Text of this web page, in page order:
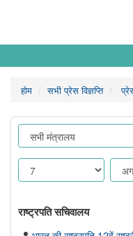
होम सभी प्रेस विज्ञप्ति
राष्ट्रपति सचिवालय